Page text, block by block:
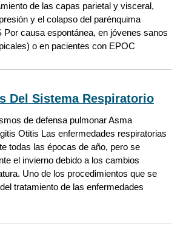
de las capas parietal y visceral,
y el colapso del parénquima
Por causa espontánea, en jóvenes sanos
o en pacientes con EPOC
Del Sistema Respiratorio
de defensa pulmonar Asma
Otitis Las enfermedades respiratorias
todas las épocas de año, pero se
el invierno debido a los cambios
Uno de los procedimientos que se
tratamiento de las enfermedades